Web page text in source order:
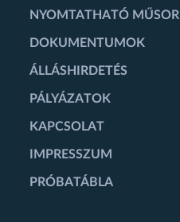
NYOMTATHATÓ MŰSOR
DOKUMENTUMOK
ÁLLÁSHIRDETÉS
PÁLYÁZATOK
KAPCSOLAT
IMPRESSZUM
PRÓBATÁBLA